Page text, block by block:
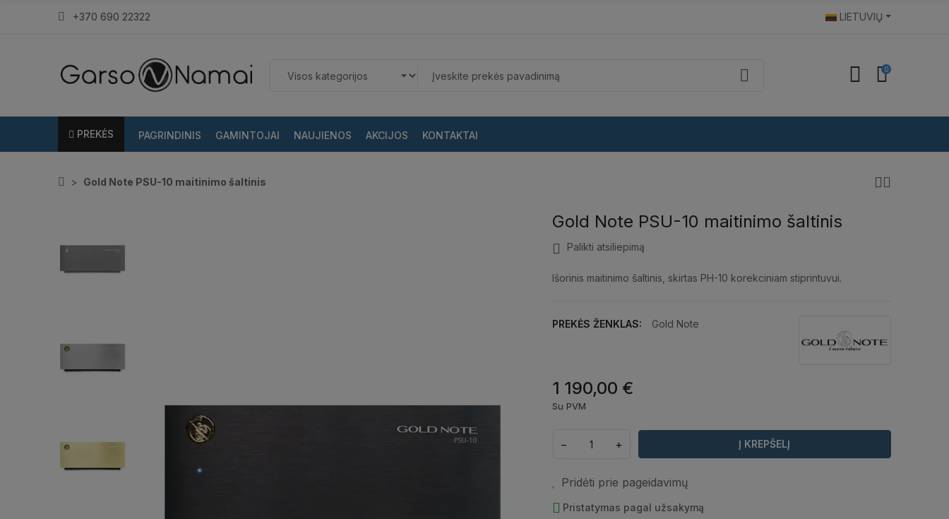
+370 690 22322 LIETUVIŲ
0
PREKĖS PAGRINDINIS GAMINTOJAI NAUJIENOS AKCIJOS KONTAKTAI
Gold Note PSU-10 maitinimo šaltinis
Gold Note PSU-10 maitinimo šaltinis
Palikti atsiliepimą
Išorinis maitinimo šaltinis, skirtas PH-10 korekciniam stiprintuvui.
PREKĖS ŽENKLAS: Gold Note
1 190,00 €
Su PVM
− + Į KREPŠELĮ
Pridėti prie pageidavimų
Pristatymas pagal užsakymą